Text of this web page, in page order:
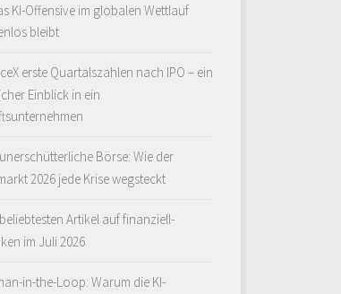
KI-Offensive im globalen Wettlauf
bleibt
erste Quartalszahlen nach IPO – ein
Einblick in ein
Börse: Wie der
2026 jede Krise wegsteckt
Artikel auf finanziell-
im Juli 2026
in-the-Loop: Warum die KI-